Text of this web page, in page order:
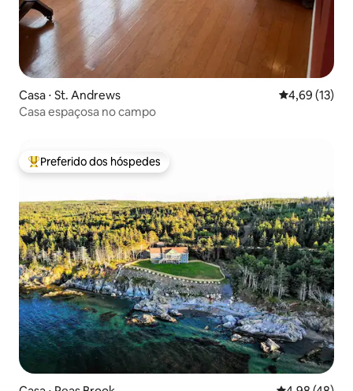
Casa ⋅ St. Andrews 4,69 de uma
4,69 (13)
Casa espaçosa no campo
Entre os melhores preferidos dos hóspedes
Preferido dos hóspedes